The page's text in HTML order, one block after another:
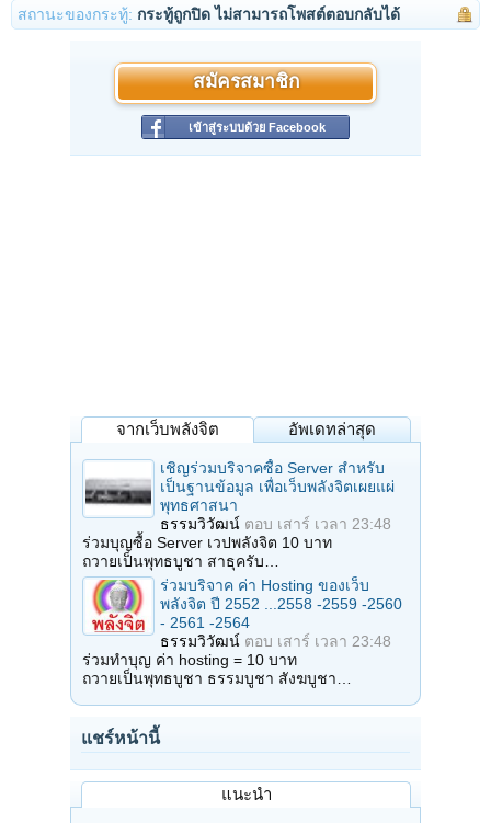
สถานะของกระทู้: กระทู้ถูกปิด ไม่สามารถโพสต์ตอบกลับได้
สมัครสมาชิก
เข้าสู่ระบบด้วย Facebook
จากเว็บพลังจิต อัพเดทล่าสุด
เชิญร่วมบริจาคซื้อ Server สำหรับ
เป็นฐานข้อมูล เพื่อเว็บพลังจิตเผยแผ่
พุทธศาสนา
ธรรมวิวัฒน์ ตอบ เสาร์ เวลา 23:48
ร่วมบุญซื้อ Server เวปพลังจิต 10 บาท
ถวายเป็นพุทธบูชา สาธุครับ…
ร่วมบริจาค ค่า Hosting ของเว็บ
พลังจิต ปี 2552 ...2558 -2559 -2560
- 2561 -2564
ธรรมวิวัฒน์ ตอบ เสาร์ เวลา 23:48
ร่วมทำบุญ ค่า hosting = 10 บาท
ถวายเป็นพุทธบูชา ธรรมบูชา สังฆบูชา…
แชร์หน้านี้
แนะนำ